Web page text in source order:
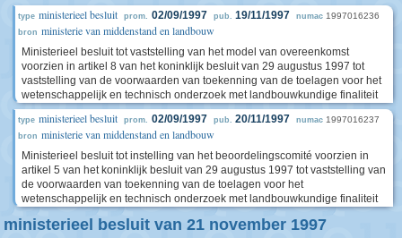
type ministerieel besluit prom. 02/09/1997 pub. 19/11/1997 numac 1997016236
bron ministerie van middenstand en landbouw
Ministerieel besluit tot vaststelling van het model van overeenkomst
voorzien in artikel 8 van het koninklijk besluit van 29 augustus 1997 tot
vaststelling van de voorwaarden van toekenning van de toelagen voor het
wetenschappelijk en technisch onderzoek met landbouwkundige finaliteit
type ministerieel besluit prom. 02/09/1997 pub. 20/11/1997 numac 1997016237
bron ministerie van middenstand en landbouw
Ministerieel besluit tot instelling van het beoordelingscomité voorzien in
artikel 5 van het koninklijk besluit van 29 augustus 1997 tot vaststelling van
de voorwaarden van toekenning van de toelagen voor het
wetenschappelijk en technisch onderzoek met landbouwkundige finaliteit
ministerieel besluit van 21 november 1997